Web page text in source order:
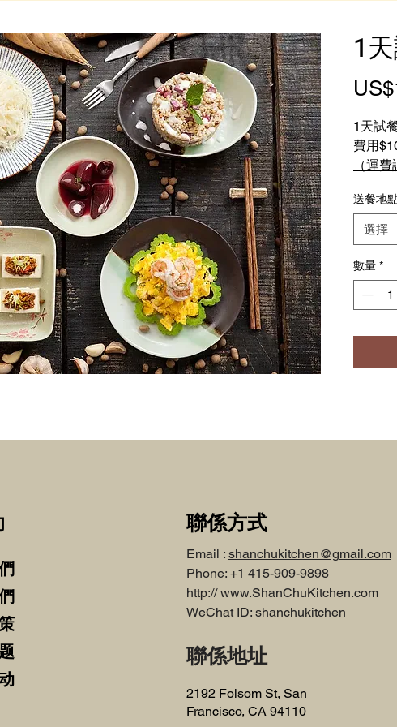
1
1天試
費用
（運
或者選
含運
送餐地
選擇
數量 *
聯係方式
Email : shanchukitchen@gmail.com
Phone: +1 415-909-9898
http://www.ShanChuKitchen.com
WeChat ID: shanchukitchen
聯係地址
2192 Folsom St, San
Francisco, CA 94110